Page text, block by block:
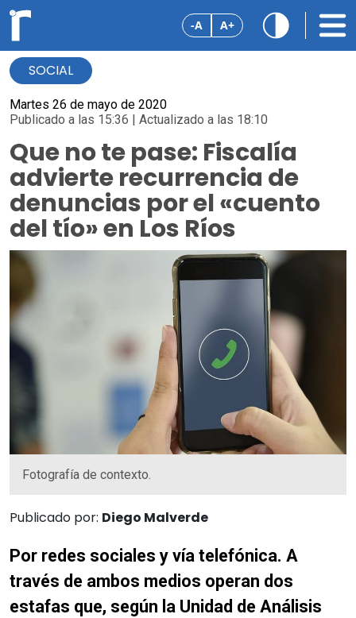
-A A+
SOCIAL
Martes 26 de mayo de 2020
Publicado a las 15:36 | Actualizado a las 18:10
Que no te pase: Fiscalía
advierte recurrencia de
denuncias por el «cuento
del tío» en Los Ríos
Fotografía de contexto.
Publicado por: Diego Malverde
Por redes sociales y vía telefónica. A
través de ambos medios operan dos
estafas que, según la Unidad de Análisis